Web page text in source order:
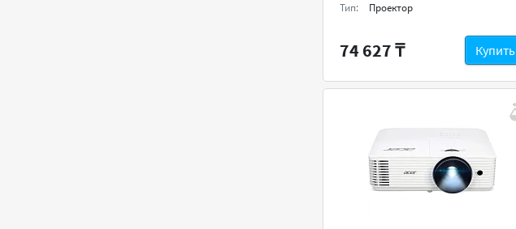
Тип:
Проектор
74 627 ₸ Купить